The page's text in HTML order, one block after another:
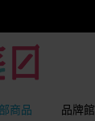
商品 品牌館